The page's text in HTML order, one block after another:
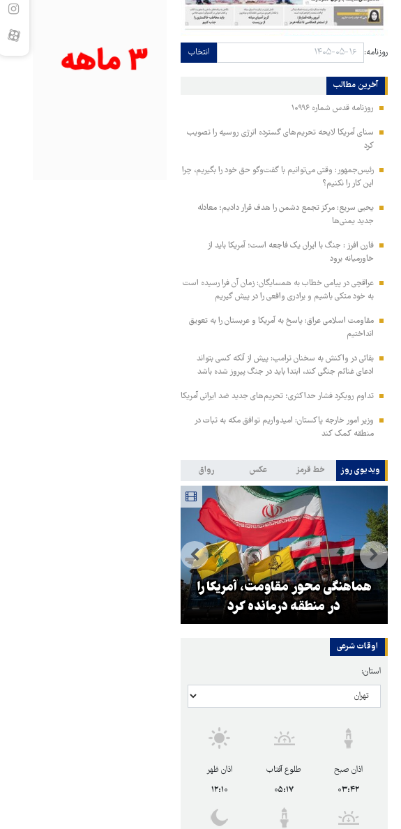
روزنامه: انتخاب
آخرین مطالب
روزنامه قدس شماره ۱۰۹۹۶
سنای آمریکا لایحه تحریم‌های گسترده انرژی روسیه را تصویب
کرد
رئیس‌جمهور: وقتی می‌توانیم با گفت‌وگو حق خود را بگیریم، چرا
این کار را نکنیم؟
یحیی سریع: مرکز تجمع دشمن را هدف قرار دادیم؛ معادله
جدید یمنی‌ها
فارن افرز : جنگ با ایران یک فاجعه است؛ آمریکا باید از
خاورمیانه برود
عراقچی در پیامی خطاب به همسایگان: زمان آن فرا رسیده است
به خود متکی باشیم و برادری واقعی را در پیش گیریم
مقاومت اسلامی عراق: پاسخ به آمریکا و عربستان را به تعویق
انداختیم
بقائی در واکنش به سخنان ترامپ: پیش از آنکه کسی بتواند
ادعای غنائم جنگی کند، ابتدا باید در جنگ پیروز شده باشد
تداوم رویکرد فشار حداکثری؛ تحریم‌های جدید ضد ایرانی آمریکا
وزیر امور خارجه پاکستان: امیدواریم توافق مکه به ثبات در
منطقه کمک کند
ویدیوی روز خط قرمز عکس رواق
هماهنگی محور مقاومت، آمریکا را
در منطقه درمانده کرد
اوقات شرعی
استان:
اذان صبح
۰۳:۴۲
طلوع آفتاب
۰۵:۱۷
اذان ظهر
۱۲:۱۰